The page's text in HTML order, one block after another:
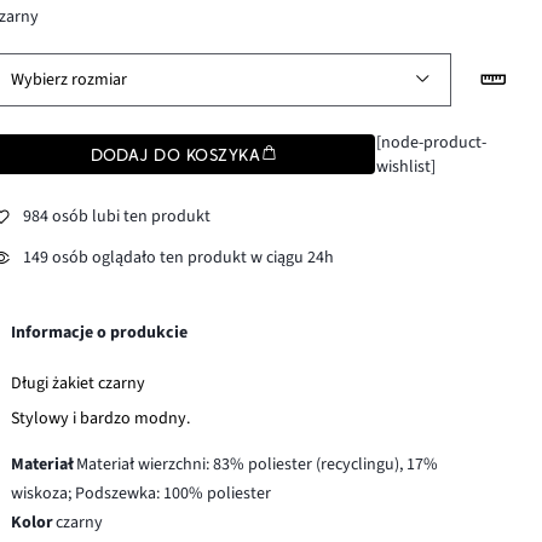
Wybierz rozmiar
DODAJ DO KOSZYKA
[node-product-
wishlist]
984 osób lubi ten produkt
149 osób oglądało ten produkt w ciągu 24h
Informacje o produkcie
Długi żakiet czarny
Stylowy i bardzo modny.
MateriałMateriał wierzchni: 83% poliester (recyclingu), 17%
wiskoza; Podszewka: 100% poliester
Kolorczarny